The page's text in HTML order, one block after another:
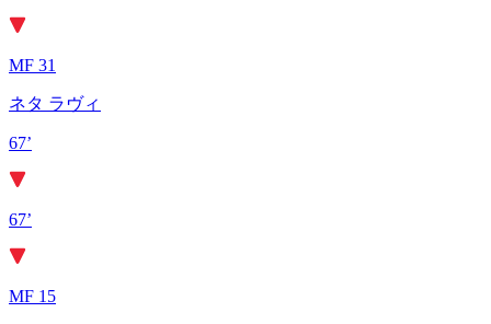
MF 31
ネタ ラヴィ
67’
67’
MF 15